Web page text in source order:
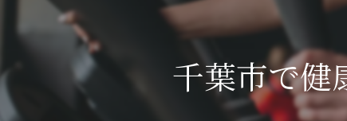
千葉市で健